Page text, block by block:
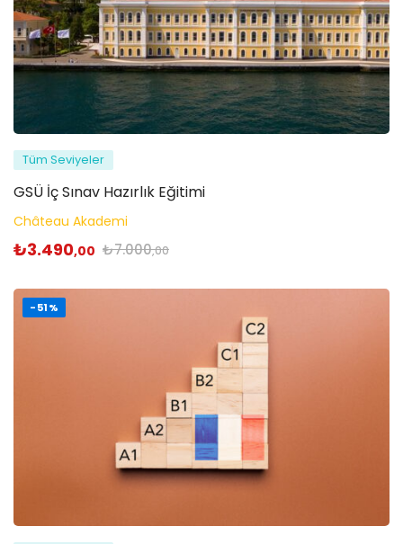
Tüm Seviyeler
GSÜ İç Sınav Hazırlık Eğitimi
Château Akademi
₺3.490,00 ₺7.000,00
-51%